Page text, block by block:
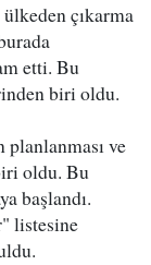
ülkeden çıkarma
etti. Bu
biri oldu.
ve
oldu. Bu
başlandı.
listesine